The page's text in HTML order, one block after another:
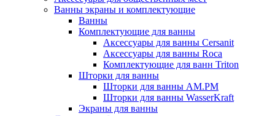
Ванны экраны и комплектующие
Ванны
Комплектующие для ванны
Аксессуары для ванны Cersanit
Аксессуары для ванны Roca
Комплектующие для ванн Triton
Шторки для ванны
Шторки для ванны AM.PM
Шторки для ванны WasserKraft
Экраны для ванны